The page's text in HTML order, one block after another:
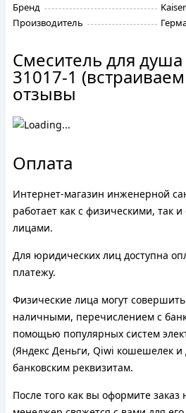
Бренд
Kaiser
Производитель
Смеситель для
31017-1
отзывы
Оплата
Интернет-магазин инженерной
работает как с физическими, так
лицами.
Для юридических лиц доступна
платежу.
Физические лица могут совершить
наличными, перечислением с
помощью популярных систем
(Яндекс Деньги, Qiwi кошешелек и
банковским реквизитам.
После того как вы оформите заказ